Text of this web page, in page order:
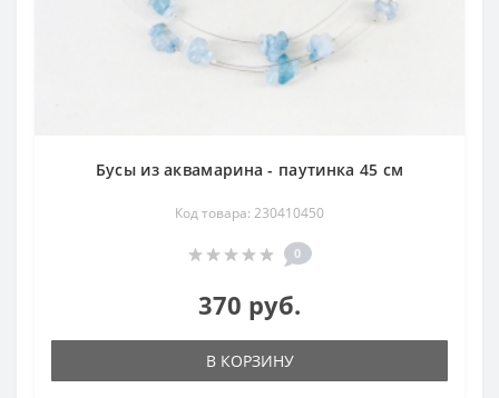
Бусы из аквамарина - паутинка 45 см
Код товара: 230410450
0
370 руб.
В КОРЗИНУ